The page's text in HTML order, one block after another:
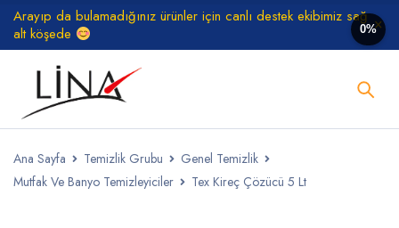
Arayıp da bulamadığınız ürünler için canlı destek ekibimiz sağ
alt köşede
Ana Sayfa Temizlik Grubu
Genel Temizlik
Mutfak Ve Banyo Temizleyiciler
Tex Kireç Çözücü 5 Lt
0%